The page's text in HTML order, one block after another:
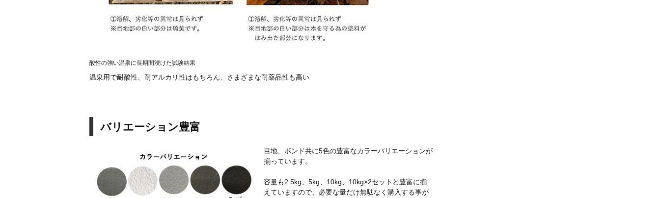
酸性の強い温泉に長期間浸けた試験結果
温泉用で耐酸性、耐アルカリ性はもちろん、さまざまな耐薬品性も高い
バリエーション豊富
目地、ボンド共に5色の豊富なカラーバリエーションが
揃っています。
容量も2.5kg、5kg、10kg、10kg×2セットと豊富に揃
えていますので、必要な量だけ無駄なく購入する事が